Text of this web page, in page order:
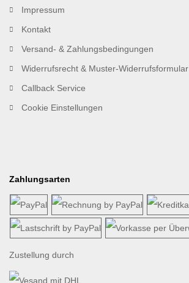
Impressum
Kontakt
Versand- & Zahlungsbedingungen
Widerrufsrecht & Muster-Widerrufsformular
Callback Service
Cookie Einstellungen
Zahlungsarten
Zustellung durch